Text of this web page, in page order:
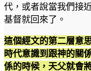
代，或者說當我們接
基督就回來了。
這個經文的第二層意
時代意識到跟神的關
係的時候，天父就會